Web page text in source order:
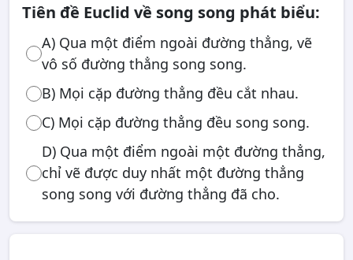
Tiên đề Euclid về song song phát biểu:
A) Qua một điểm ngoài đường thẳng, vẽ
vô số đường thẳng song song.
B) Mọi cặp đường thẳng đều cắt nhau.
C) Mọi cặp đường thẳng đều song song.
D) Qua một điểm ngoài một đường thẳng,
chỉ vẽ được duy nhất một đường thẳng
song song với đường thẳng đã cho.